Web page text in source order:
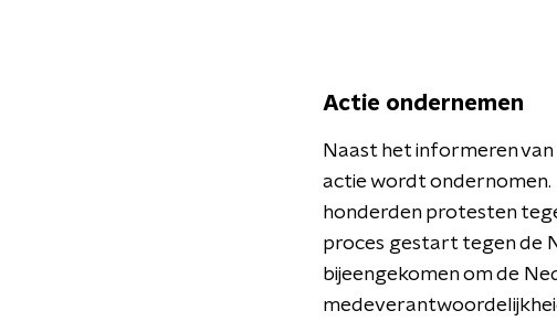
Actie ondernemen
Naast het informeren
actie wordt ondernomen.
honderden protesten
proces gestart tegen de
bijeengekomen om de